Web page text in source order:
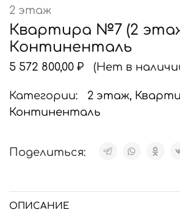
2 этаж
Квартира №7 (2
Континенталь
5 572 800,00 ₽ (Нет в
Категории: 2 этаж,
Континенталь
Поделиться:
ОПИСАНИЕ